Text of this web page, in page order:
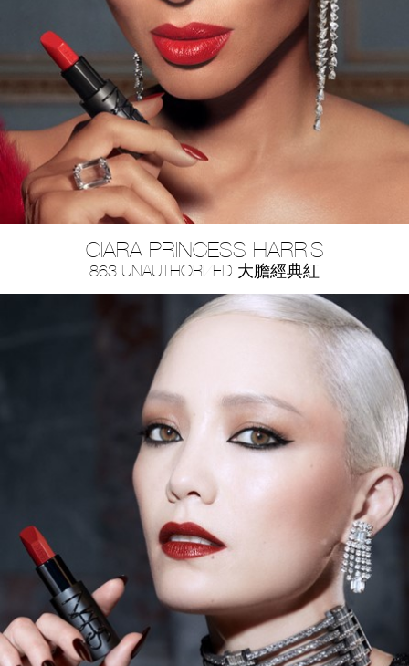
CIARA PRINCESS HARRIS
863 UNAUTHORIZED 大膽經典紅